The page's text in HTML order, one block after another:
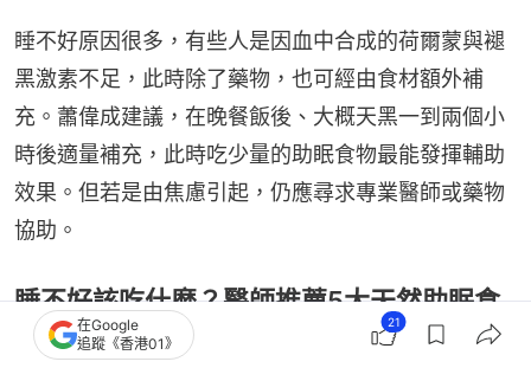
睡不好原因很多，有些人是因血中合成的荷爾蒙與褪
黑激素不足，此時除了藥物，也可經由食材額外補
充。蕭偉成建議，在晚餐飯後、大概天黑一到兩個小
時後適量補充，此時吃少量的助眠食物最能發揮輔助
效果。但若是由焦慮引起，仍應尋求專業醫師或藥物
協助。
睡不好該吃什麼？醫師推薦5大天然助眠食
物與黃金分量
在Google
追蹤《香港01》
21